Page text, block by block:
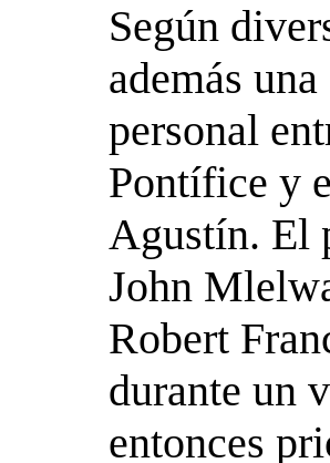
Según
además
personal
Pontífice y
Agustín. El
John
Robert
durante un
entonces